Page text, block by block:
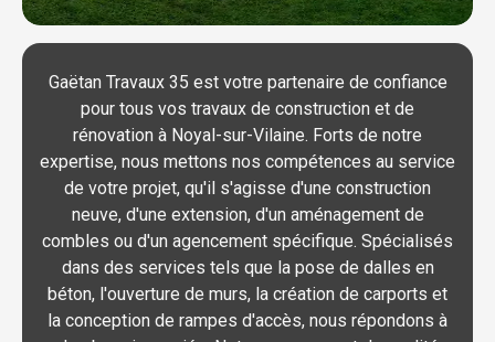
Gaëtan Travaux 35 est votre partenaire de confiance
pour tous vos travaux de construction et de
rénovation à Noyal-sur-Vilaine. Forts de notre
expertise, nous mettons nos compétences au service
de votre projet, qu'il s'agisse d'une construction
neuve, d'une extension, d'un aménagement de
combles ou d'un agencement spécifique. Spécialisés
dans des services tels que la pose de dalles en
béton, l'ouverture de murs, la création de carports et
la conception de rampes d'accès, nous répondons à